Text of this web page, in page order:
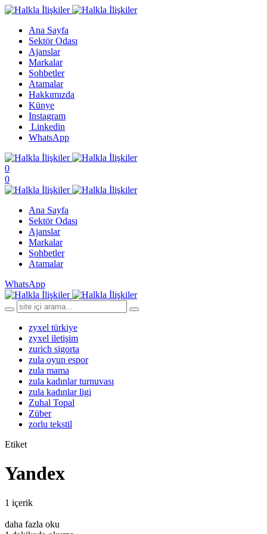
Ana Sayfa
Sektör Odası
Ajanslar
Markalar
Sohbetler
Atamalar
Hakkımızda
Künye
Instagram
Linkedin
WhatsApp
0
0
Ana Sayfa
Sektör Odası
Ajanslar
Markalar
Sohbetler
Atamalar
WhatsApp
zyxel türkiye
zyxel iletişim
zurich sigorta
zula oyun espor
zula mama
zula kadınlar turnuvası
zula kadınlar ligi
Zuhal Topal
Züber
zorlu tekstil
Etiket
Yandex
1 içerik
daha fazla oku